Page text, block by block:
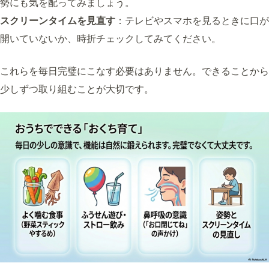
スクリーンタイムを見直す ：テレビやスマホを見るときに口が
開いていないか、時折チェックしてみてください。
これらを毎日完璧にこなす必要はありません。できることから
少しずつ取り組むことが大切です。